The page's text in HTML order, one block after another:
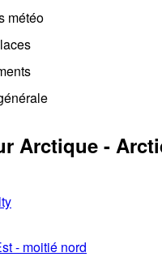
météo
Arctique -
- moitié nord